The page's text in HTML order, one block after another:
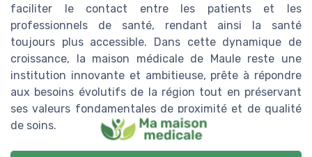
faciliter le contact entre les patients et les
professionnels de santé, rendant ainsi la santé
toujours plus accessible. Dans cette dynamique de
croissance, la maison médicale de Maule reste une
institution innovante et ambitieuse, prête à répondre
aux besoins évolutifs de la région tout en préservant
ses valeurs fondamentales de proximité et de qualité
de soins.